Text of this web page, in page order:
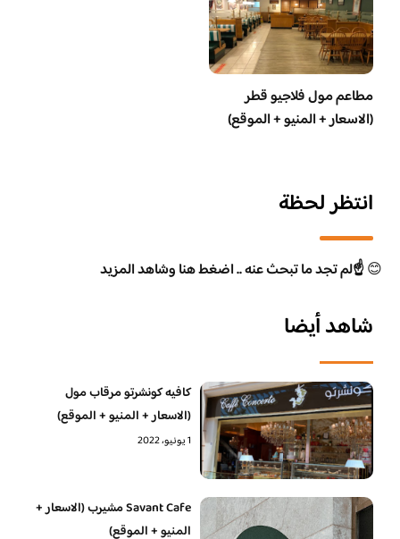
مطاعم مول فلاجيو قطر
(الاسعار + المنيو + الموقع)
انتظر لحظة
😊☝️لم تجد ما تبحث عنه .. اضغط هنا وشاهد المزيد
شاهد أيضا
كافيه كونشرتو مرقاب مول
(الاسعار + المنيو + الموقع)
1 يونيو، 2022
Savant Cafe مشيرب (الاسعار +
المنيو + الموقع)